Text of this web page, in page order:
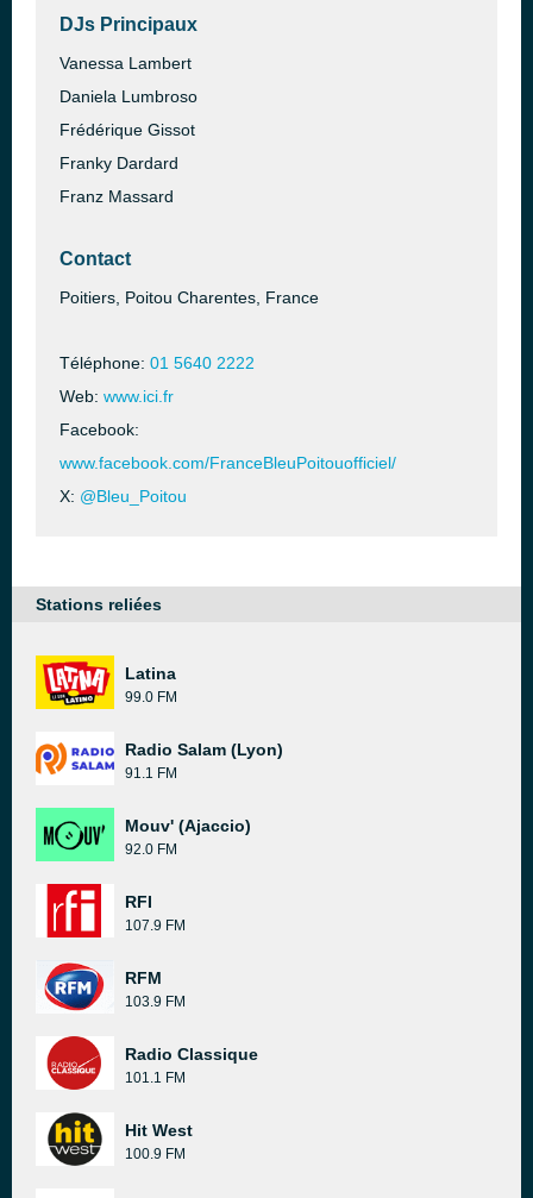
DJs Principaux
Vanessa Lambert
Daniela Lumbroso
Frédérique Gissot
Franky Dardard
Franz Massard
Contact
Poitiers, Poitou Charentes, France
Téléphone: 01 5640 2222
Web: www.ici.fr
Facebook:
www.facebook.com/FranceBleuPoitouofficiel/
X: @Bleu_Poitou
Stations reliées
Latina
99.0 FM
Radio Salam (Lyon)
91.1 FM
Mouv' (Ajaccio)
92.0 FM
RFI
107.9 FM
RFM
103.9 FM
Radio Classique
101.1 FM
Hit West
100.9 FM